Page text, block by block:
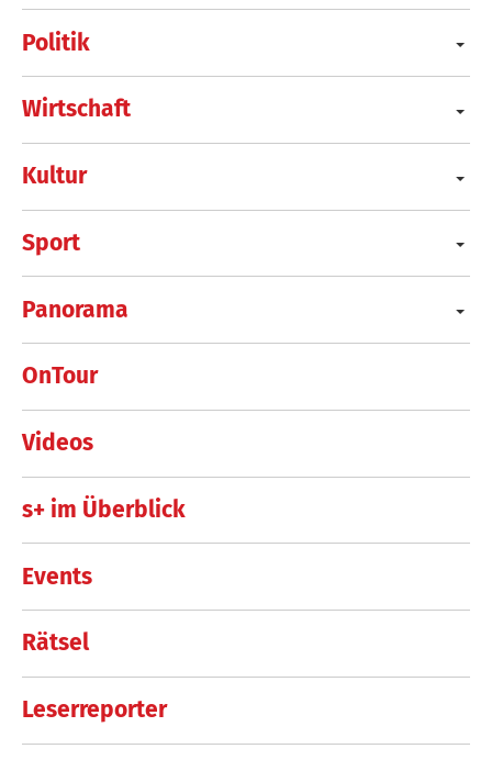
Politik
Wirtschaft
Kultur
Sport
Panorama
OnTour
Videos
s+ im Überblick
Events
Rätsel
Leserreporter